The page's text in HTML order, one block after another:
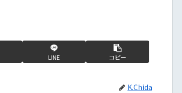
LINE コピー
K.Chida